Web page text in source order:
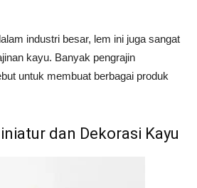
industri besar, lem ini juga sangat
kayu. Banyak pengrajin
untuk membuat berbagai produk
dan Dekorasi Kayu